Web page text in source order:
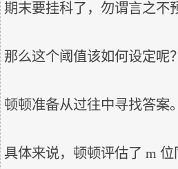
期末要挂科了，勿谓言之不
那么这个阈值该如何设定呢？
顿顿准备从过往中寻找答案。
具体来说，顿顿评估了 m